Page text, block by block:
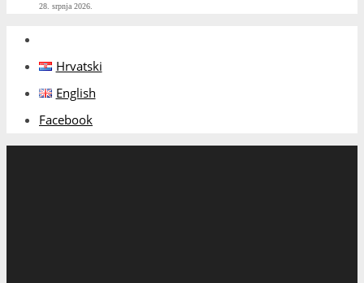
28. srpnja 2026.
Hrvatski
English
Facebook